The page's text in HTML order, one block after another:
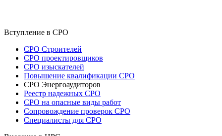
Вступление в СРО
СРО Строителей
СРО проектировщиков
СРО изыскателей
Повышение квалификации СРО
СРО Энергоаудиторов
Реестр надежных СРО
СРО на опасные виды работ
Сопровождение проверок СРО
Специалисты для СРО